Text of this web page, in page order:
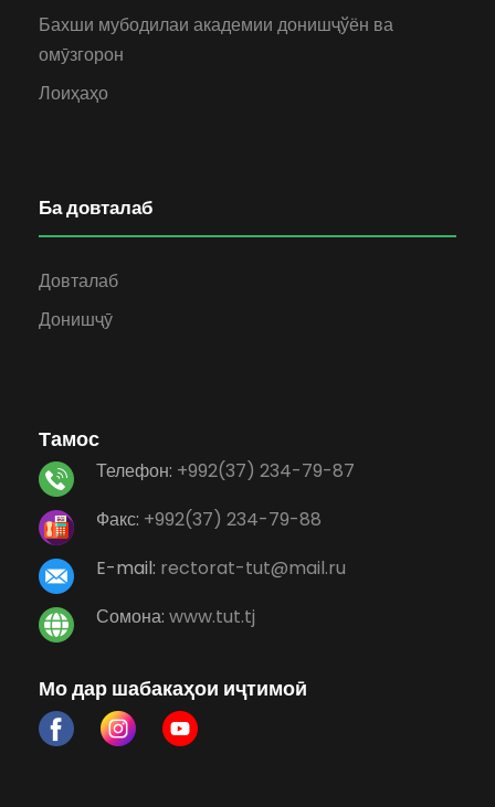
Бахши мубодилаи академии донишҷўён ва
омӯзгорон
Лоиҳаҳо
Ба довталаб
Довталаб
Донишҷӯ
Тамос
Телефон: +992(37) 234-79-87
Факс: +992(37) 234-79-88
E-mail: rectorat-tut@mail.ru
Сомона: www.tut.tj
Мо дар шабакаҳои иҷтимоӣ